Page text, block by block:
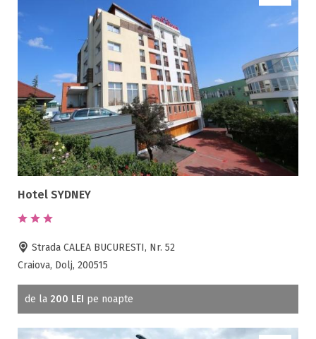
Hotel SYDNEY
Strada CALEA BUCURESTI, Nr. 52
Craiova, Dolj, 200515
de la 200 LEI pe noapte